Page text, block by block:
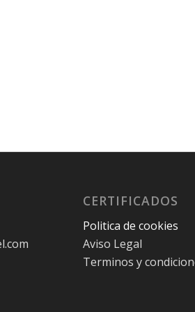
CERTIFICADOS
Politica de cookies
Aviso Legal
Terminos y